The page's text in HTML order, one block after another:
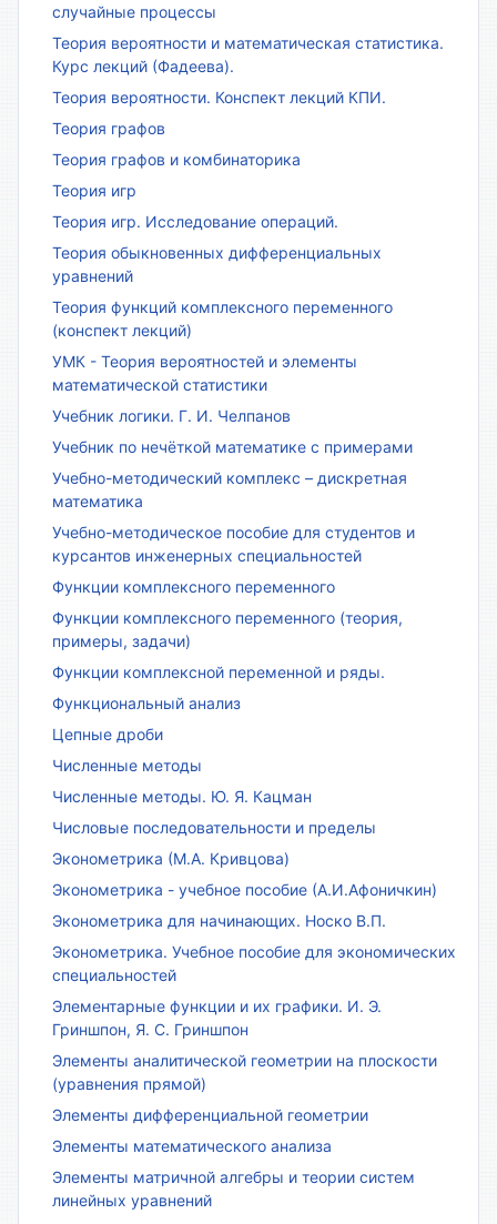
случайные процессы
Теория вероятности и математическая статистика.
Курс лекций (Фадеева).
Теория вероятности. Конспект лекций КПИ.
Теория графов
Теория графов и комбинаторика
Теория игр
Теория игр. Исследование операций.
Теория обыкновенных дифференциальных
уравнений
Теория функций комплексного переменного
(конспект лекций)
УМК - Теория вероятностей и элементы
математической статистики
Учебник логики. Г. И. Челпанов
Учебник по нечёткой математике с примерами
Учебно-методический комплекс – дискретная
математика
Учебно-методическое пособие для студентов и
курсантов инженерных специальностей
Функции комплексного переменного
Функции комплексного переменного (теория,
примеры, задачи)
Функции комплексной переменной и ряды.
Функциональный анализ
Цепные дроби
Численные методы
Численные методы. Ю. Я. Кацман
Числовые последовательности и пределы
Эконометрика (М.А. Кривцова)
Эконометрика - учебное пособие (А.И.Афоничкин)
Эконометрика для начинающих. Носко В.П.
Эконометрика. Учебное пособие для экономических
специальностей
Элементарные функции и их графики. И. Э.
Гриншпон, Я. С. Гриншпон
Элементы аналитической геометрии на плоскости
(уравнения прямой)
Элементы дифференциальной геометрии
Элементы математического анализа
Элементы матричной алгебры и теории систем
линейных уравнений